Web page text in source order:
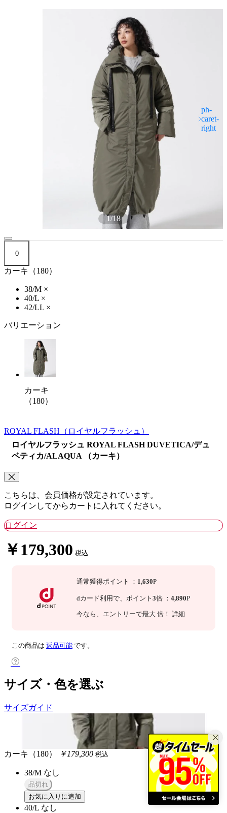
1/18
0
カーキ（180）
38/M ×
40/L ×
42/LL ×
バリエーション
カーキ
（180）
ROYAL FLASH （ロイヤルフラッシュ）
ロイヤルフラッシュ ROYAL FLASH DUVETICA/デュ
ベティカ/ALAQUA （カーキ）
こちらは、会員価格が設定されています。
ログインしてからカートに入れてください。
ログイン
￥179,300 税込
通常獲得ポイント ： 1,630P
dカード利用で、 ポイント 3倍 ： 4,890P
今なら 、エントリーで最大 倍！ 詳細
この商品は 返品可能 です。
サイズ・色を選ぶ
サイズガイド
カーキ（180） ￥179,300 税込
38/M なし
品切れ
お気に入りに追加
40/L なし